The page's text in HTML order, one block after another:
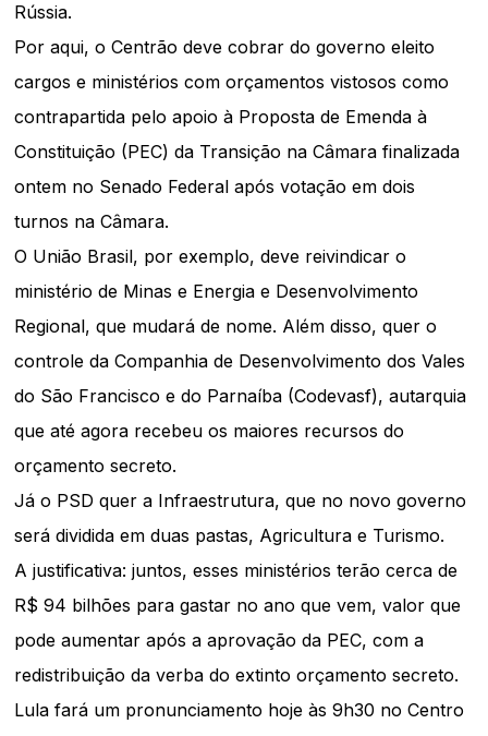
Rússia.
Por aqui, o Centrão deve cobrar do governo eleito
cargos e ministérios com orçamentos vistosos como
contrapartida pelo apoio à Proposta de Emenda à
Constituição (PEC) da Transição na Câmara finalizada
ontem no Senado Federal após votação em dois
turnos na Câmara.
O União Brasil, por exemplo, deve reivindicar o
ministério de Minas e Energia e Desenvolvimento
Regional, que mudará de nome. Além disso, quer o
controle da Companhia de Desenvolvimento dos Vales
do São Francisco e do Parnaíba (Codevasf), autarquia
que até agora recebeu os maiores recursos do
orçamento secreto.
Já o PSD quer a Infraestrutura, que no novo governo
será dividida em duas pastas, Agricultura e Turismo.
A justificativa: juntos, esses ministérios terão cerca de
R$ 94 bilhões para gastar no ano que vem, valor que
pode aumentar após a aprovação da PEC, com a
redistribuição da verba do extinto orçamento secreto.
Lula fará um pronunciamento hoje às 9h30 no Centro